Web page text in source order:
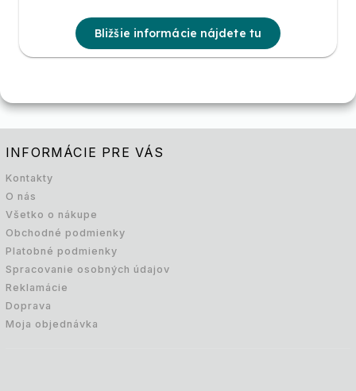
Bližšie informácie nájdete tu
INFORMÁCIE PRE VÁS
Kontakty
O nás
Všetko o nákupe
Obchodné podmienky
Platobné podmienky
Spracovanie osobných údajov
Reklamácie
Doprava
Moja objednávka